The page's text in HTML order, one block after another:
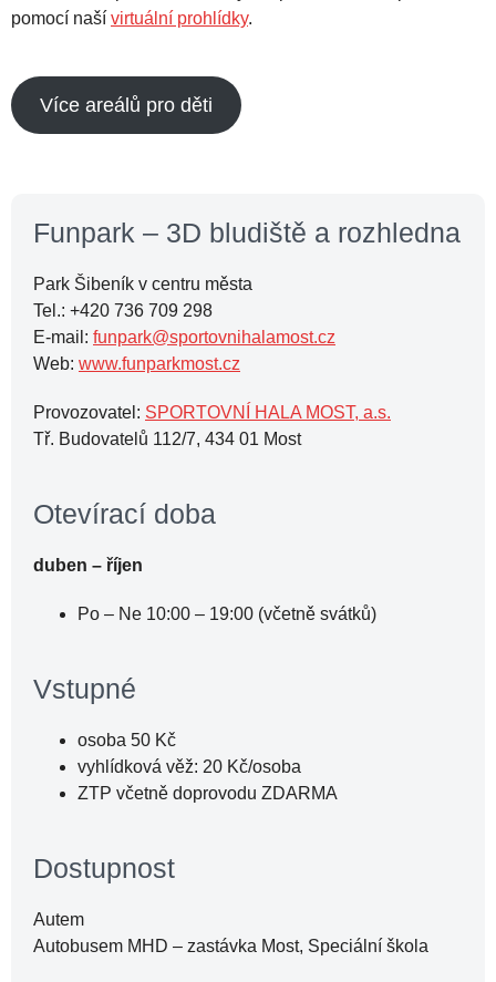
pomocí naší virtuální prohlídky.
Více areálů pro děti
Funpark – 3D bludiště a rozhledna
Park Šibeník v centru města
Tel.: +420 736 709 298
E-mail: funpark@sportovnihalamost.cz
Web: www.funparkmost.cz
Provozovatel: SPORTOVNÍ HALA MOST, a.s.
Tř. Budovatelů 112/7, 434 01 Most
Otevírací doba
duben – říjen
Po – Ne 10:00 – 19:00 (včetně svátků)
Vstupné
osoba 50 Kč
vyhlídková věž: 20 Kč/osoba
ZTP včetně doprovodu ZDARMA
Dostupnost
Autem
Autobusem MHD – zastávka Most, Speciální škola